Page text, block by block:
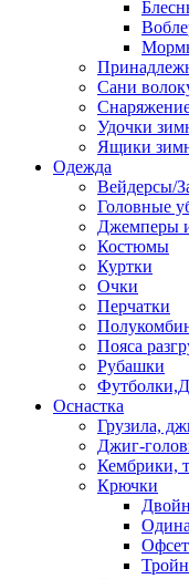
Сани
Удочки
Ящики
Одежда
Вейдерсы/
Головные
Джемперы
Костюмы
Куртки
Очки
Перчатки
Пояса
Рубашки
Оснастка
Грузила,
Джиг-
Кембрики,
Крючки